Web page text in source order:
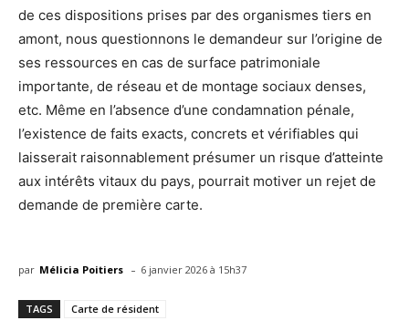
de ces dispositions prises par des organismes tiers en
amont, nous questionnons le demandeur sur l’origine de
ses ressources en cas de surface patrimoniale
importante, de réseau et de montage sociaux denses,
etc. Même en l’absence d’une condamnation pénale,
l’existence de faits exacts, concrets et vérifiables qui
laisserait raisonnablement présumer un risque d’atteinte
aux intérêts vitaux du pays, pourrait motiver un rejet de
demande de première carte.
par Mélicia Poitiers - 6 janvier 2026 à 15h37
TAGS Carte de résident